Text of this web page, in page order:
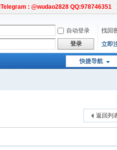
: @wudao2828 QQ:978746351
自动登录
找回
登录
立即
快捷导航
返回列